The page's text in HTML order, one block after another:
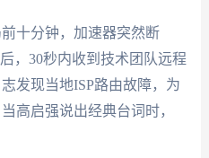
十分钟，加速器突然断
，30秒内收到技术团队远程
发现当地ISP路由故障，为
高启强说出经典台词时，